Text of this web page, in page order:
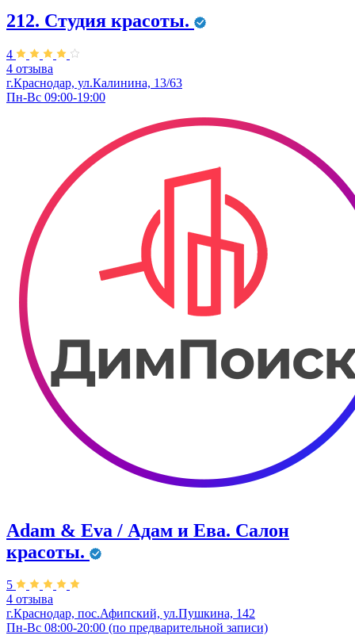
212. Студия красоты.
4
4 отзыва
г.Краснодар, ул.Калинина, 13/63
Пн-Вс 09:00-19:00
Adam & Eva / Адам и Ева. Салон
красоты.
5
4 отзыва
г.Краснодар, пос.Афипский, ул.Пушкина, 142
Пн-Вс 08:00-20:00 (по предварительной записи)